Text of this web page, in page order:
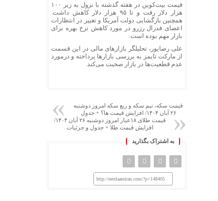
قیمت بیت‌کوین در هفته گذشته با نزول به زیر ۱۰۰
هزار دلار رفت و تا ۹۵ هزار دلار کاهش داشت.
همچنین بازگشایی دولت آمریکا و تغییر در انتظارات
اعضای فدرال رزرو در مورد کاهش نرخ بهره برای
بازار مهم بوده است.
علی رضاپور، تحلیلگر بازارهای مالی در این قسمت
از مارکت تایمز به بررسی بازارها پرداخته و درمورد
عدم قطعیت‌ها در بازار صحبت می‌کند.
قیمت سکه، نیم سکه و ربع سکه امروز دوشنبه
۲۶ آبان ۱۴۰۴/ افزایش قیمت ها؟ + جدول
قیمت طلای ۱۸عیار امروز دوشنبه ۲۶ آبان ۱۴۰۴/
افزایش قیمت طلا + جدول و جزئیات
به اشتراک بگذارید
http://eetelaateiran.com/?p=148405